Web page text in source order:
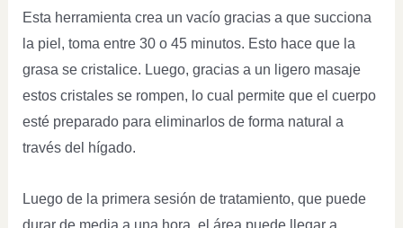
Esta herramienta crea un vacío gracias a que succiona
la piel, toma entre 30 o 45 minutos. Esto hace que la
grasa se cristalice. Luego, gracias a un ligero masaje
estos cristales se rompen, lo cual permite que el cuerpo
esté preparado para eliminarlos de forma natural a
través del hígado.
Luego de la primera sesión de tratamiento, que puede
durar de media a una hora, el área puede llegar a